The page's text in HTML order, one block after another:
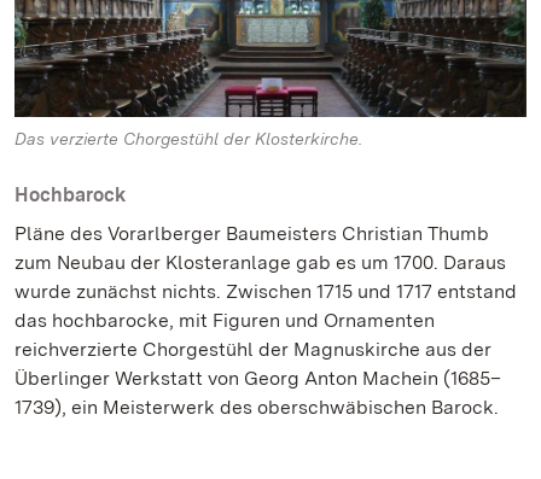
Das verzierte Chorgestühl der Klosterkirche.
Hochbarock
Pläne des Vorarlberger Baumeisters Christian Thumb
zum Neubau der Klosteranlage gab es um 1700. Daraus
wurde zunächst nichts. Zwischen 1715 und 1717 entstand
das hochbarocke, mit Figuren und Ornamenten
reichverzierte Chorgestühl der Magnuskirche aus der
Überlinger Werkstatt von Georg Anton Machein (1685–
1739), ein Meisterwerk des oberschwäbischen Barock.